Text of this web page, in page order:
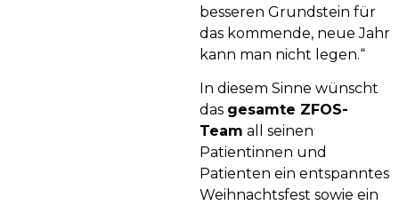
besseren Grundstein für
das kommende, neue Jahr
kann man nicht legen.“
In diesem Sinne wünscht
das gesamte ZFOS-
Team all seinen
Patientinnen und
Patienten ein entspanntes
Weihnachtsfest sowie ein